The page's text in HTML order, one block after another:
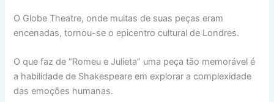
O Globe Theatre, onde muitas de suas peças eram
encenadas, tornou-se o epicentro cultural de Londres.
O que faz de “Romeu e Julieta” uma peça tão memorável é
a habilidade de Shakespeare em explorar a complexidade
das emoções humanas.